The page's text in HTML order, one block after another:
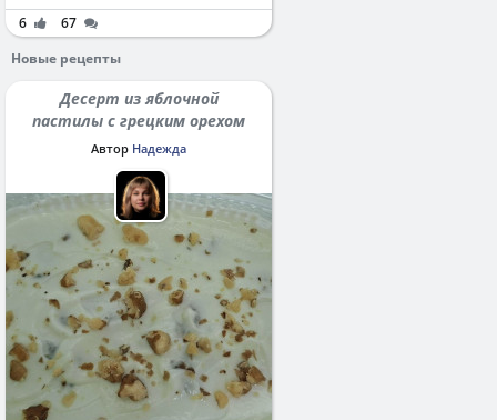
6
67
Новые рецепты
Десерт из яблочной
пастилы с грецким орехом
Автор Надежда